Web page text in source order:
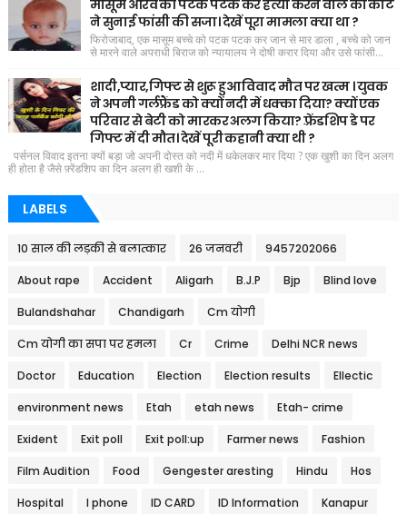
मासूम आरव की पटक पटक कर हत्या करने वाले को कोर्ट
ने सुनाई फांसी की सजा। देखें पूरा मामला क्या था ?
फिरोजाबाद, एक मासूम बच्चे को पटक पटक कर जान से मार डाला , बच्चे को जान
से मारने वाले अपराधी बिराज को न्यायालय ने दोषी करार दिया और उसे फांसी...
शादी,प्यार,गिफ्ट से शुरू हुआ विवाद मौत पर खत्म । युवक
ने अपनी गर्लफ्रैंड को क्यों नदी में धक्का दिया? क्यों एक
परिवार से बेटी को मारकर अलग किया? फ़्रेंडशिप डे पर
गिफ्ट में दी मौत। देखें पूरी कहानी क्या थी ?
पर्सनल विवाद इतना क्यों बड़ा जो अपनी दोस्त को नदी में धकेलकर मार दिया ? एक खुशी का दिन अलग
ही होता है जैसे फ़्रेंडशिप का दिन अलग ही खशी के ...
LABELS
10 साल की लड़की से बलात्कार 26 जनवरी 9457202066
About rape Accident Aligarh B.J.P Bjp Blind love
Bulandshahar Chandigarh Cm योगी
Cm योगी का सपा पर हमला Cr Crime Delhi NCR news
Doctor Education Election Election results Ellectic
environment news Etah etah news Etah- crime
Exident Exit poll Exit poll:up Farmer news Fashion
Film Audition Food Gengester aresting Hindu Hos
Hospital I phone ID CARD ID Information Kanapur